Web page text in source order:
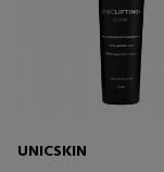
UNICSKIN